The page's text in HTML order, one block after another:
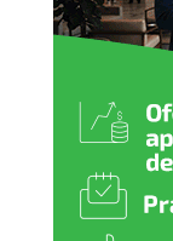
Na Linha 1052,
saída às 5h, os
Bento
atendidas no
meio de
disponíveis as
Fundo via
Fundo via Nova